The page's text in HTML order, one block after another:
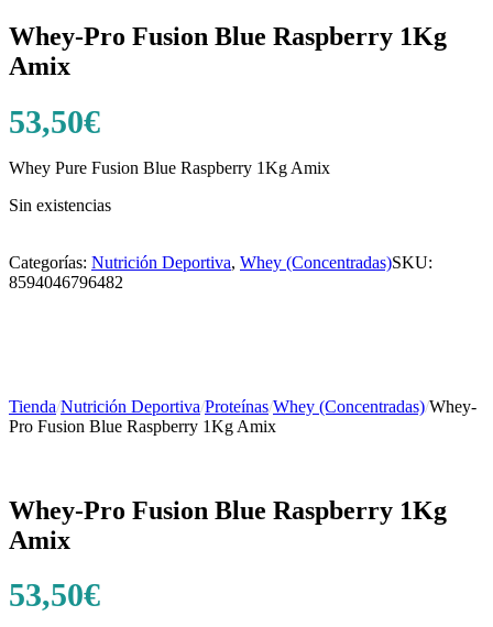
Whey-Pro Fusion Blue Raspberry 1Kg
Amix
53,50€
Whey Pure Fusion Blue Raspberry 1Kg Amix
Sin existencias
Categorías: Nutrición Deportiva, Whey (Concentradas)SKU:
8594046796482
Tienda/Nutrición Deportiva/Proteínas/Whey (Concentradas)/Whey-
Pro Fusion Blue Raspberry 1Kg Amix
Whey-Pro Fusion Blue Raspberry 1Kg
Amix
53,50€